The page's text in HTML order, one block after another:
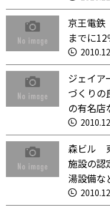
京王電
までに
ジェイ
づくり
の有名店
森ビル
施設の
湯設備な